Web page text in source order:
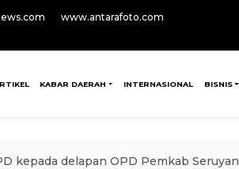
www.antarafoto.com
KABAR DAERAH INTERNASIONAL BISNIS
kepada delapan OPD Pemkab Seruyan